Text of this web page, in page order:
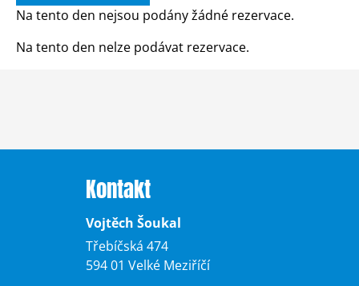
Na tento den nejsou podány žádné rezervace.
Na tento den nelze podávat rezervace.
Kontakt
Vojtěch Šoukal
Třebíčská 474
594 01 Velké Meziříčí